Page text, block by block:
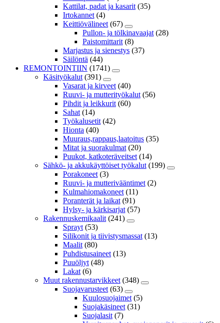
Kattilat, padat ja kasarit (35)
Irtokannet (4)
Keittiövälineet (67)
Pullon- ja tölkinavaajat (28)
Paistomittarit (8)
Marjastus ja sienestys (37)
Säilöntä (44)
REMONTOINTIIN (1741)
Käsityökalut (391)
Vasarat ja kirveet (40)
Ruuvi- ja mutterityökalut (56)
Pihdit ja leikkurit (60)
Sahat (14)
Työkalusetit (42)
Hionta (40)
Muuraus,rappaus,laatoitus (35)
Mitat ja suorakulmat (20)
Puukot, katkoteräveitset (14)
Sähkö- ja akkukäyttöiset työkalut (199)
Porakoneet (3)
Ruuvi- ja mutterivääntimet (2)
Kulmahiomakoneet (11)
Poranterät ja laikat (91)
Hylsy- ja kärkisarjat (57)
Rakennuskemikaalit (241)
Sprayt (53)
Silikonit ja tiivistysmassat (13)
Maalit (80)
Puhdistusaineet (13)
Puuöljyt (48)
Lakat (6)
Muut rakennustarvikkeet (348)
Suojavarusteet (63)
Kuulosuojaimet (5)
Suojakäsineet (31)
Suojalasit (7)